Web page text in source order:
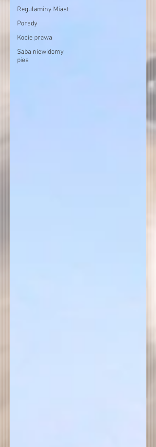
Regulaminy Miast
Porady
Kocie prawa
Saba niewidomy
pies